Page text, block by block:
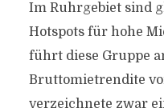
Im Ruhrgebiet sind
Hotspots für hohe
führt diese Gruppe
Bruttomietrendite
verzeichnete zwar